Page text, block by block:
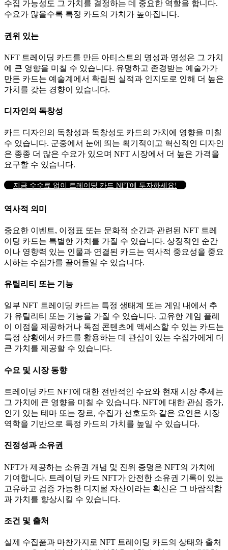
수집 가능성도 그 가치를 결정하는 데 중요한 역할을 합니다.
수요가 많을수록 특정 카드의 가치가 높아집니다.
권위 있는
NFT 트레이딩 카드를 만든 아티스트의 명성과 명성은 그 가치
에 큰 영향을 미칠 수 있습니다. 유명하고 존경받는 예술가가
만든 카드는 예술계에서 확립된 실적과 인지도로 인해 더 높은
가치를 갖는 경향이 있습니다.
디자인의 독창성
카드 디자인의 독창성과 독창성도 카드의 가치에 영향을 미칠
수 있습니다. 군중에서 눈에 띄는 획기적이고 혁신적인 디자인
은 종종 더 많은 수요가 있으며 NFT 시장에서 더 높은 가격을
요구할 수 있습니다.
지금 수수료 없이 트레이딩 카드 NFT에 투자하세요!
역사적 의미
중요한 이벤트, 이정표 또는 문화적 순간과 관련된 NFT 트레
이딩 카드는 특별한 가치를 가질 수 있습니다. 상징적인 순간
이나 영향력 있는 인물과 연결된 카드는 역사적 중요성을 중요
시하는 수집가를 끌어들일 수 있습니다.
유틸리티 또는 기능
일부 NFT 트레이딩 카드는 특정 생태계 또는 게임 내에서 추
가 유틸리티 또는 기능을 가질 수 있습니다. 고유한 게임 플레
이 이점을 제공하거나 독점 콘텐츠에 액세스할 수 있는 카드는
특정 상황에서 카드를 활용하는 데 관심이 있는 수집가에게 더
큰 가치를 제공할 수 있습니다.
수요 및 시장 동향
트레이딩 카드 NFT에 대한 전반적인 수요와 현재 시장 추세는
그 가치에 큰 영향을 미칠 수 있습니다. NFT에 대한 관심 증가,
인기 있는 테마 또는 장르, 수집가 선호도와 같은 요인은 시장
역학을 기반으로 특정 카드의 가치를 높일 수 있습니다.
진정성과 소유권
NFT가 제공하는 소유권 개념 및 진위 증명은 NFT의 가치에
기여합니다. 트레이딩 카드 NFT가 안전한 소유권 기록이 있는
고유하고 검증 가능한 디지털 자산이라는 확신은 그 바람직함
과 가치를 향상시킬 수 있습니다.
조건 및 출처
실제 수집품과 마찬가지로 NFT 트레이딩 카드의 상태와 출처